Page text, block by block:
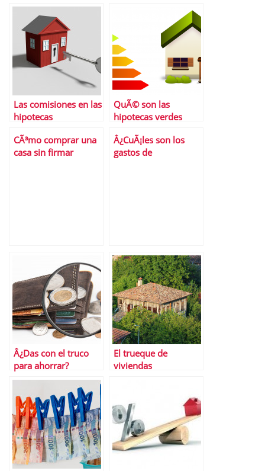
Las comisiones en las
hipotecas
QuÃ© son las
hipotecas verdes
CÃ³mo comprar una
casa sin firmar
Â¿CuÃ¡les son los
gastos de
Â¿Das con el truco
para ahorrar?
El trueque de
viviendas